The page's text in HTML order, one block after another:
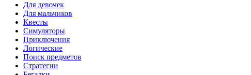
Для девочек
Для мальчиков
Квесты
Симуляторы
Приключения
Логические
Поиск предметов
Стратегии